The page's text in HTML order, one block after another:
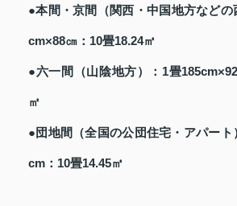
●本間・京間（関西・中国地方などの
cm×88㎝：10畳18.24㎡
●六一間（山陰地方）：1畳
㎡
●団地間（全国の公団住宅・アパート
cm：10畳14.45㎡